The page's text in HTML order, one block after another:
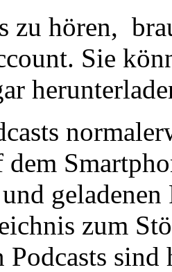
zu hören,
Sie
dem
zum
Podcasts sind